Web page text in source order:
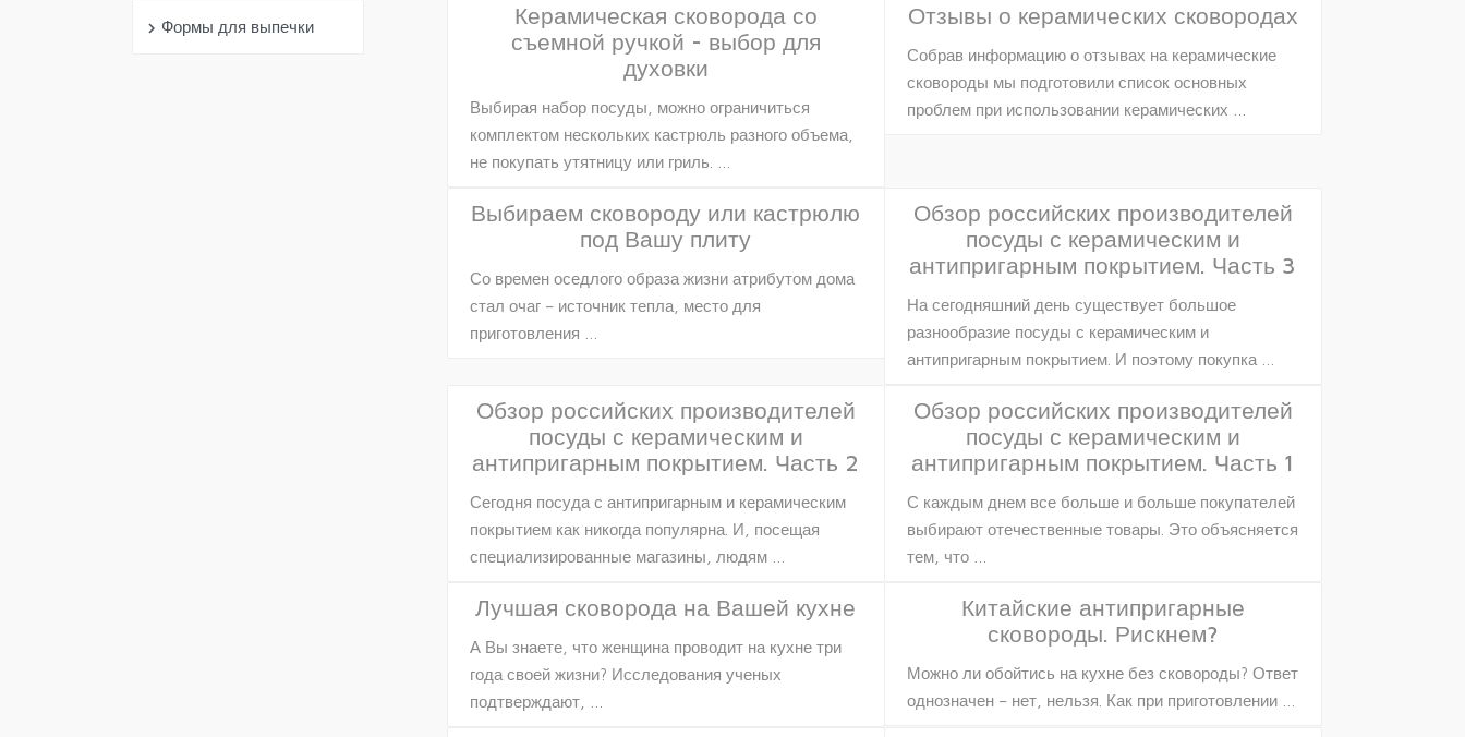
chevron_right Формы для выпечки
Керамическая сковорода со
съемной ручкой - выбор для
духовки
Выбирая набор посуды, можно ограничиться
комплектом нескольких кастрюль разного объема,
не покупать утятницу или гриль. …
Отзывы о керамических сковородах
Собрав информацию о отзывах на керамические
сковороды мы подготовили список основных
проблем при использовании керамических …
Выбираем сковороду или кастрюлю
под Вашу плиту
Со времен оседлого образа жизни атрибутом дома
стал очаг – источник тепла, место для
приготовления …
Обзор российских производителей
посуды с керамическим и
антипригарным покрытием. Часть 3
На сегодняшний день существует большое
разнообразие посуды с керамическим и
антипригарным покрытием. И поэтому покупка …
Обзор российских производителей
посуды с керамическим и
антипригарным покрытием. Часть 2
Сегодня посуда с антипригарным и керамическим
покрытием как никогда популярна. И, посещая
специализированные магазины, людям …
Обзор российских производителей
посуды с керамическим и
антипригарным покрытием. Часть 1
С каждым днем все больше и больше покупателей
выбирают отечественные товары. Это объясняется
тем, что …
Лучшая сковорода на Вашей кухне
А Вы знаете, что женщина проводит на кухне три
года своей жизни? Исследования ученых
подтверждают, …
Китайские антипригарные
сковороды. Рискнем?
Можно ли обойтись на кухне без сковороды? Ответ
однозначен – нет, нельзя. Как при приготовлении …